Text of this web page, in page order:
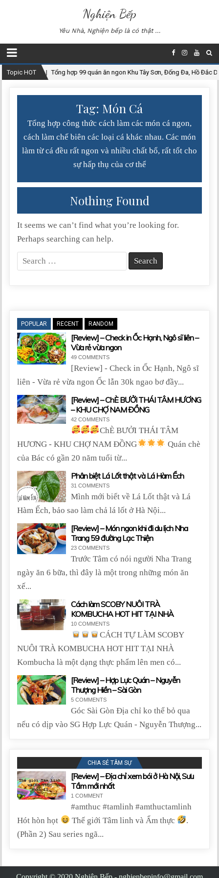
Nghiện Bếp
Yêu Nhà, Nghiện bếp là có thật …
Topic HOT
2020-12-27 Tổng hợp 99 quán ăn ngon Khu Tây Sơn, Đống Đa, Hồ Đắc
Tag: Món Cá
Tổng hợp công thức cách làm các món cá ngon,
cách làm chế biên các loại cá khác nhau. Các món
làm từ cá đều rất ngon và nhiều chất bổ, rất tốt cho
sự hấp thụ của cơ thể
Nothing Found
It seems we can’t find what you’re looking for.
Perhaps searching can help.
e
h
f
o
:
POPULAR RECENT RANDOM
[Review] – Check in Ốc Hạnh, Ngô sĩ liên –
Vừa rẻ vừa ngon
49 COMMENTS
[Review] - Check in Ốc Hạnh, Ngô sĩ
liên - Vừa rẻ vừa ngon Ốc lẫn 30k ngao bơ đầy...
[Review] – ChÈ BƯỞI THÁI TÂM HƯƠNG
– KHU CHỢ NAM ĐỒNG
42 COMMENTS
ChÈ BƯỞI THÁI TÂM
HƯƠNG - KHU CHỢ NAM ĐỒNG
Quán chè
của Bác có gần 20 năm tuổi từ...
Phân biệt Lá Lốt thật và Lá Hàm Ếch
31 COMMENTS
Mình mới biết về Lá Lốt thật và Lá
Hàm Ếch, bảo sao làm chả lá lốt ở Hà Nội...
[Review] – Món ngon khi đi du lịch Nha
Trang 59 đường Lạc Thiện
23 COMMENTS
Trước Tâm có nói người Nha Trang
ngày ăn 6 bữa, thì đây là một trong những món ăn
xế...
Cách làm SCOBY NUÔI TRÀ
KOMBUCHA HOT HIT TẠI NHÀ
10 COMMENTS
CÁCH TỰ LÀM SCOBY
NUÔI TRÀ KOMBUCHA HOT HIT TẠI NHÀ
Kombucha là một dạng thực phẩm lên men có...
[Review] – Hợp Lực Quán – Nguyễn
Thượng Hiền – Sài Gòn
5 COMMENTS
Góc Sài Gòn Địa chỉ ko thể bỏ qua
nếu có dịp vào SG Hợp Lực Quán - Nguyễn Thượng...
CHIA SẺ TÂM SỰ
[Review] – Địa chỉ xem bói ở Hà Nội, Sưu
Tầm mới nhất
1 COMMENT
#amthuc #tamlinh #amthuctamlinh
Hót hòn họt
Thế giới Tâm linh và Ẩm thực
.
(Phần 2) Sau series ngã...